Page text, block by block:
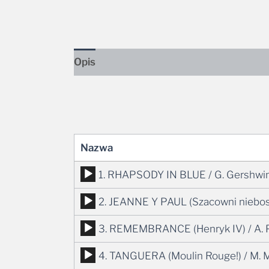
Opis
Nazwa
Odtwarzacz
plików
dźwiękowych
1. RHAPSODY IN BLUE / G.
Odtwarzacz
plików
dźwiękowych
2. JEANNE Y PAUL (Szacowni
Odtwarzacz
plików
dźwiękowych
3. REMEMBRANCE (Henryk IV) / A.
Odtwarzacz
4. TANGUERA (Moulin Rouge!) / M.